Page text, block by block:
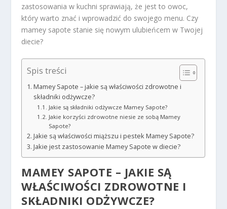
zastosowania w kuchni sprawiają, że jest to owoc,
który warto znać i wprowadzić do swojego menu. Czy
mamey sapote stanie się nowym ulubieńcem w Twojej
diecie?
Spis treści
Mamey Sapote – jakie są właściwości zdrowotne i
składniki odżywcze?
Jakie są składniki odżywcze Mamey Sapote?
Jakie korzyści zdrowotne niesie ze sobą Mamey
Sapote?
Jakie są właściwości miąższu i pestek Mamey Sapote?
Jakie jest zastosowanie Mamey Sapote w diecie?
MAMEY SAPOTE – JAKIE SĄ
WŁAŚCIWOŚCI ZDROWOTNE I
SKŁADNIKI ODŻYWCZE?